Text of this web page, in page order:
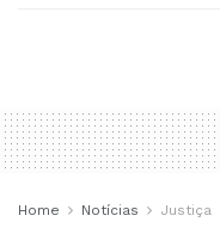
Home Notícias Justiça